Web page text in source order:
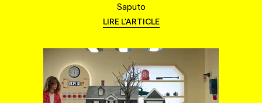
Saputo
LIRE L'ARTICLE